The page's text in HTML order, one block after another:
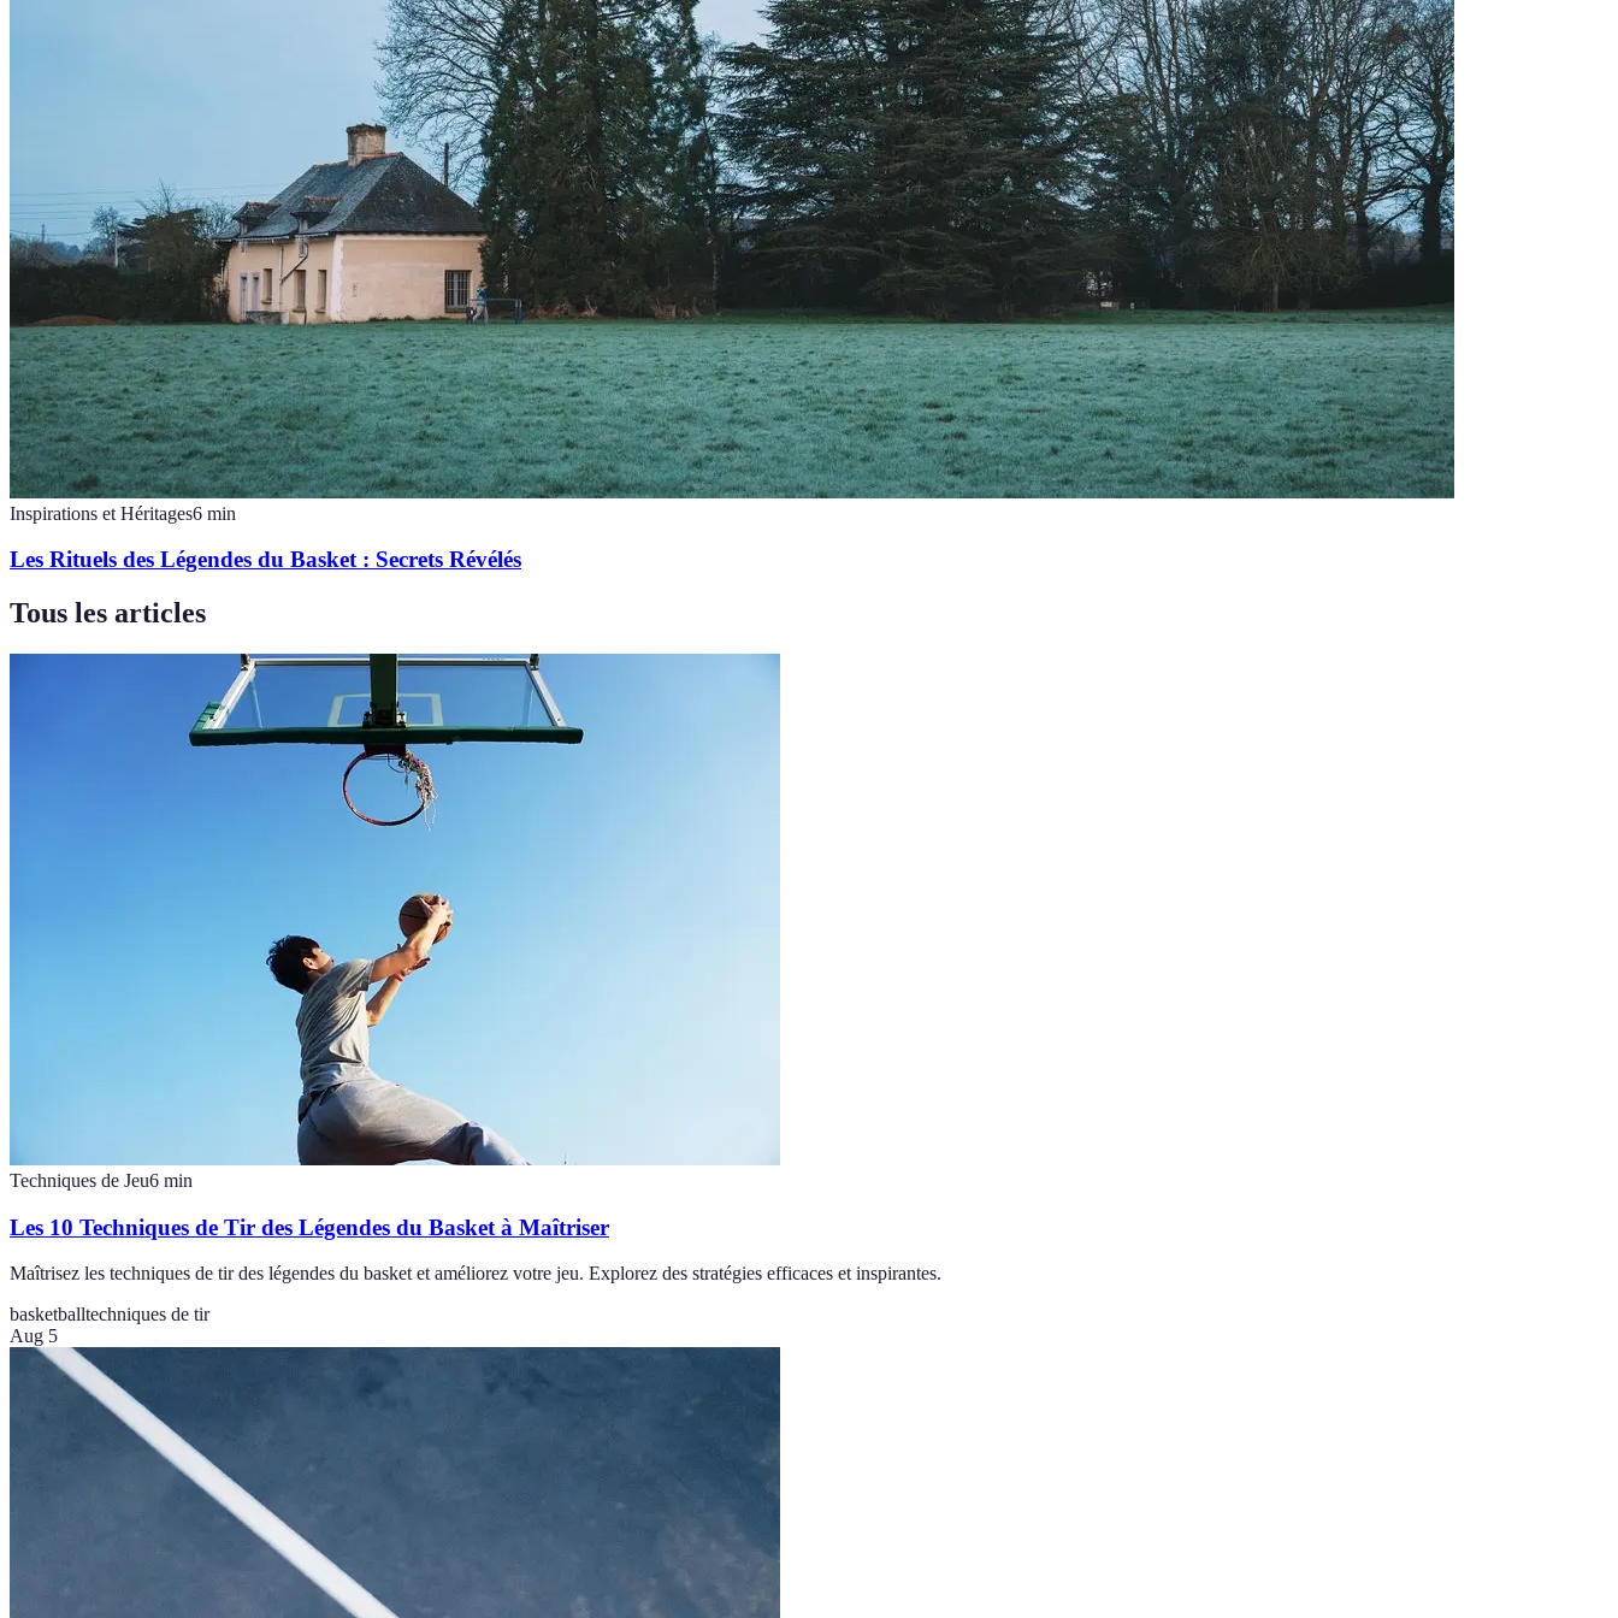
Inspirations et Héritages6 min
Les Rituels des Légendes du Basket : Secrets Révélés
Tous les articles
Techniques de Jeu6 min
Les 10 Techniques de Tir des Légendes du Basket à Maîtriser
Maîtrisez les techniques de tir des légendes du basket et améliorez votre jeu. Explorez des stratégies efficaces et inspirantes.
basketballtechniques de tir
Aug 5